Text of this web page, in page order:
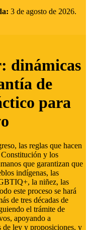
3 de agosto de 2026.
dinámicas
de
para
las reglas que hacen
y los
que garantizan que
indígenas, las
la niñez, las
este proceso se hará
de tres décadas de
el trámite de
apoyando a
de ley y proposiciones, y